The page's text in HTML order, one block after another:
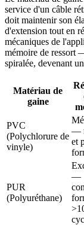
service d'un câble
doit maintenir son
d'extension tout en
mécaniques de
mémoire de ressort
spiralée, devenant
Matériau de
gaine
PVC
(Polychlorure de
vinyle)
—
et
PUR
(Polyuréthane)
—